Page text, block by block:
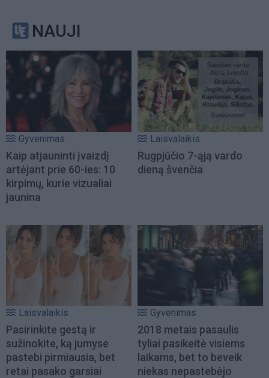
NAUJI
Gyvenimas
Kaip atjauninti įvaizdį
artėjant prie 60-ies: 10
kirpimų, kurie vizualiai
jaunina
Laisvalaikis
Rugpjūčio 7-ąją vardo
dieną švenčia
Laisvalaikis
Pasirinkite gestą ir
sužinokite, ką jumyse
pastebi pirmiausia, bet
retai pasako garsiai
Gyvenimas
2018 metais pasaulis
tyliai pasikeitė visiems
laikams, bet to beveik
niekas nepastebėjo